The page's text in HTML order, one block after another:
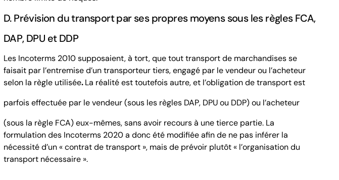
D. Prévision du transport par ses propres moyens sous les règlesFCA,
DAP,DPU etDDP
Les Incoterms 2010 supposaient, à tort, que tout transport de marchandises se
faisait par l’entremise d’un transporteur tiers, engagé par le vendeur ou l’acheteur
selon la règle utilisée.La réalité est toutefois autre, et l’obligation de transport est
parfois effectuée par le vendeur (sous les règles DAP, DPUou DDP) ou l’acheteur
(sous la règle FCA)eux-mêmes, sans avoir recours à une tierce partie. La
formulation des Incoterms 2020 a donc été modifiée afin de ne pas inférer la
nécessité d’un «contratde transport », mais de prévoir plutôt « l’organisationdu
transport nécessaire ».